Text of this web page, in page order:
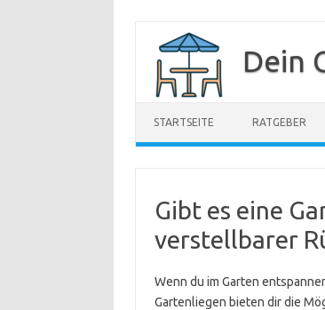
springen
Dein
STARTSEITE RATGEBER
Gibt es eine
verstellbarer
Wenn du im Garten
Gartenliegen bieten dir die